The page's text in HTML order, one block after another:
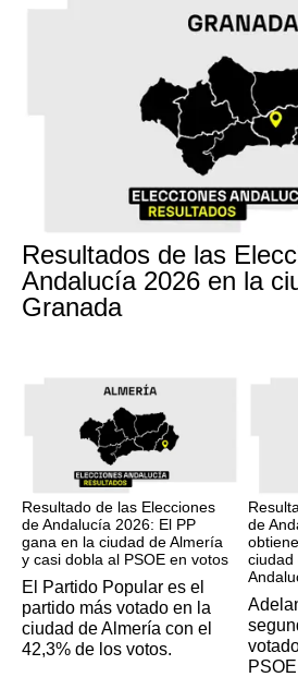
Resultados de las
Andalucía 2026 en la
Granada
Resultado de las Elecciones
de Andalucía 2026: El PP
gana en la ciudad de Almería
y casi dobla al PSOE en votos
El Partido Popular es el
partido más votado en la
ciudad de Almería con el
42,3% de los votos.
de
ciudad